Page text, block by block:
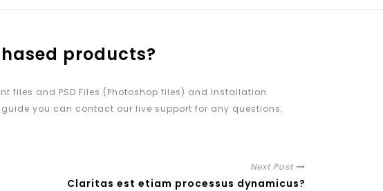
products?
files and PSD Files (Photoshop files) and Installation
you can contact our live support for any questions.
Next Post
Claritas est etiam processus dynamicus?